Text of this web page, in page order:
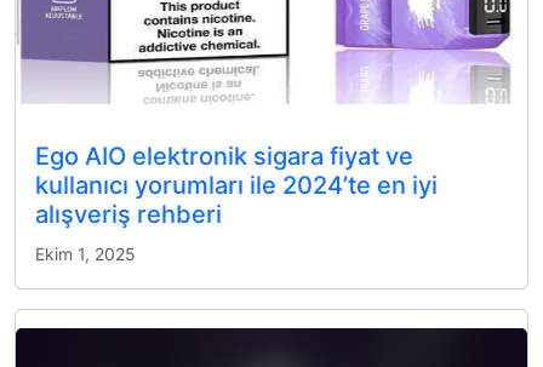
Ego AIO elektronik sigara fiyat ve
kullanıcı yorumları ile 2024’te en iyi
alışveriş rehberi
Ekim 1, 2025